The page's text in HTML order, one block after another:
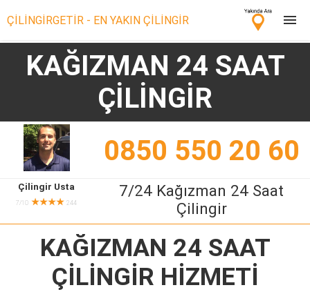
ÇİLİNGİRGETİR - EN YAKIN ÇİLİNGİR
Çilingir Ara
Çilingir misin? Bize Katıl!
KAĞIZMAN 24 SAAT
ÇİLİNGİR
0850 550 20 60
Çilingir Usta
7/10 ★★★★244
7/24 Kağızman 24 Saat
Çilingir
KAĞIZMAN 24 SAAT
ÇİLİNGİR HİZMETİ